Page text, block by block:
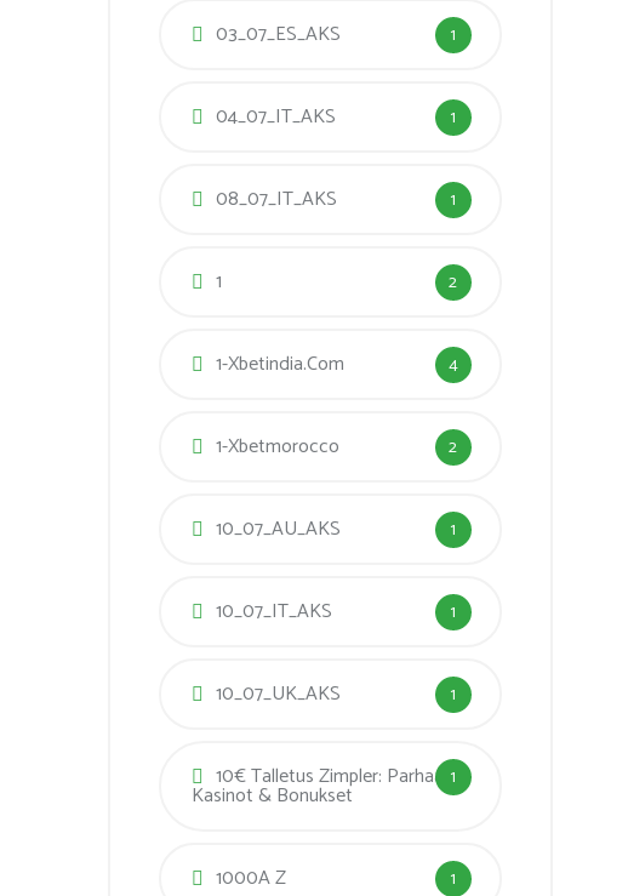
03_07_ES_AKS 1
04_07_IT_AKS 1
08_07_IT_AKS 1
1 2
1-Xbetindia.com 4
1-Xbetmorocco 2
10_07_AU_AKS 1
10_07_IT_AKS 1
10_07_UK_AKS 1
10€ Talletus Zimpler: Parhaat
Kasinot & Bonukset
1
1000A Z 1